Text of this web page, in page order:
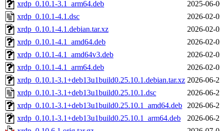
xrdp_0.10.1-3.1_arm64.deb
2025-06-
xrdp_0.10.1-4.1.dsc
2026-02-
xrdp_0.10.1-4.1.debian.tar.xz
2026-02-
xrdp_0.10.1-4.1_amd64.deb
2026-02-
xrdp_0.10.1-4.1_amd64v3.deb
2026-02-
xrdp_0.10.1-4.1_arm64.deb
2026-02-
xrdp_0.10.1-3.1+deb13u1build0.25.10.1.debian.tar.xz 2026-06-
xrdp_0.10.1-3.1+deb13u1build0.25.10.1.dsc
2026-06-
xrdp_0.10.1-3.1+deb13u1build0.25.10.1_amd64.deb 2026-06-
xrdp_0.10.1-3.1+deb13u1build0.25.10.1_arm64.deb
2026-06-